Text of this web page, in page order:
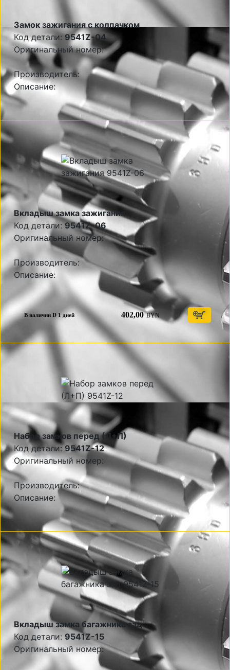
Замок зажигания с колпачком
Код детали: 9541Z-04
Оригинальный номер:
Производитель:
Описание:
Вкладыш замка зажигания
Код детали:9541Z-06
Оригинальный номер:
Производитель:
Описание:
В наличии D 1 дней 402,00 BYN
Набор замков перед (Л+П)
Код детали:9541Z-12
Оригинальный номер:
Производитель:
Описание:
Вкладыш замка багажника зад
Код детали:9541Z-15
Оригинальный номер: